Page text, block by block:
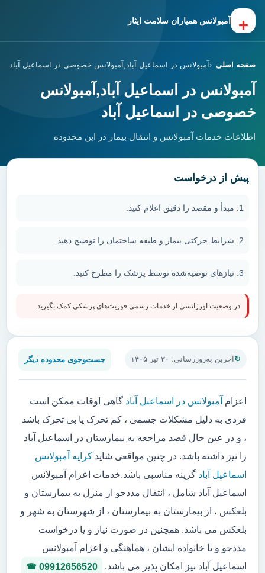
+ آمبولانس همیاران سلامت ایثار
صفحه اصلی آمبولانس در اسماعیل آباد,آمبولانس خصوصی در اسماعیل آباد
آمبولانس در اسماعیل آباد,آمبولانس
خصوصی در اسماعیل آباد
اطلاعات خدمات آمبولانس و انتقال بیمار در این محدوده
آخرین به‌روزرسانی: ۳۰ تیر ۱۴۰۵ جست‌وجوی محدوده دیگر
اعزام آمبولانس در اسماعیل آباد گاهی اوقات ممکن است
فردی به دلیل مشکلات جسمی ، کم تحرک یا بی تحرک باشد
، و در عین حال قصد مراجعه به بیمارستان در اسماعیل آباد
را نیز داشته باشد. در چنین مواقعی شاید کرایه آمبولانس
اسماعیل آباد گزینه مناسبی باشد.خدمات اعزام آمبولانس
اسماعیل آباد شامل ، انتقال مددجو از منزل به بیمارستان و
بلعکس ، از بیمارستان به بیمارستان ، از شهرستان به شهر و
بلعکس می باشد. همچنین در صورت نیاز و یا درخواست
مددجو و یا خانواده ایشان ، هماهنگی و اعزام آمبولانس
اسماعیل آباد نیز امکان پذیر می باشد.
09912656520
پیش از درخواست
مبدأ و مقصد را دقیق اعلام کنید.
شرایط حرکتی بیمار و طبقه ساختمان را توضیح دهید.
نیازهای توصیه‌شده توسط پزشک را مطرح کنید.
در وضعیت اورژانسی از خدمات رسمی فوریت‌های پزشکی کمک بگیرید.